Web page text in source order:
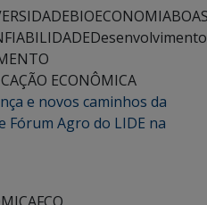
BIOECONOMIA
Desenvolvimento
ECONÔMICA
e novos caminhos da
Fórum Agro do LIDE na